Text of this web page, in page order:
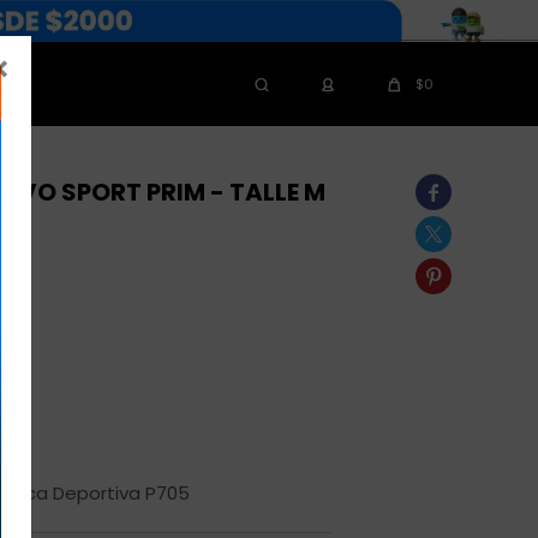
$0



SPORT PRIM - TALLE M
Deportiva P705